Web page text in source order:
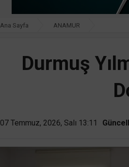
Ana Sayfa ANAMUR
Durmuş
07 Temmuz, 2026, Salı 13:11